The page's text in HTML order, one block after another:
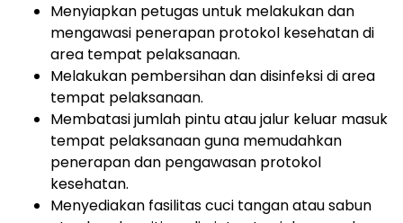
Menyiapkan petugas untuk melakukan dan
mengawasi penerapan protokol kesehatan di
area tempat pelaksanaan.
Melakukan pembersihan dan disinfeksi di area
tempat pelaksanaan.
Membatasi jumlah pintu atau jalur keluar masuk
tempat pelaksanaan guna memudahkan
penerapan dan pengawasan protokol
kesehatan.
Menyediakan fasilitas cuci tangan atau sabun